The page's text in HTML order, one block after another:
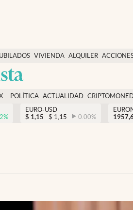
VIVIENDA ALQUILER
USA
POLÍTICA ACTUALIDAD
%
EURO-USD
$ 1,15 $ 1,15 0.00%